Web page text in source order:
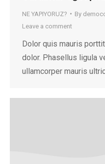
NE YAPIYORUZ? By
Leave a comment
Dolor quis mauris
dolor. Phasellus ligula
ullamcorper mauris